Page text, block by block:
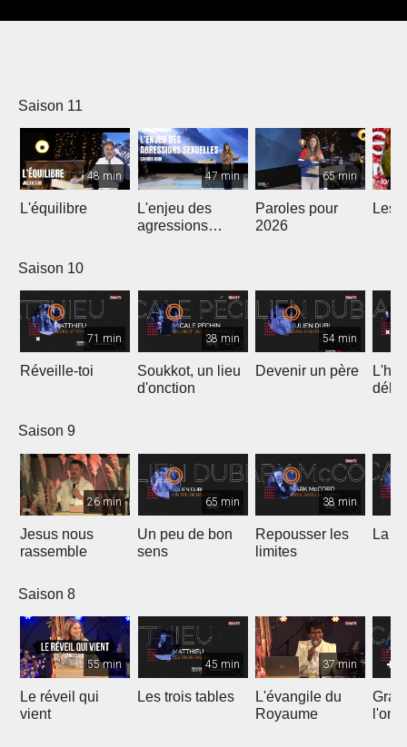
Saison 11
48 min
L'équilibre
47 min
L'enjeu des
agressions
65 min
Paroles pour
2026
Les
Saison 10
71 min
Réveille-toi
38 min
Soukkot, un lieu
d'onction
54 min
Devenir un père
Saison 9
26 min
Jesus nous
rassemble
65 min
Un peu de bon
sens
38 min
Repousser les
limites
La
Saison 8
55 min
Le réveil qui
vient
45 min
Les trois tables
37 min
L'évangile du
Royaume